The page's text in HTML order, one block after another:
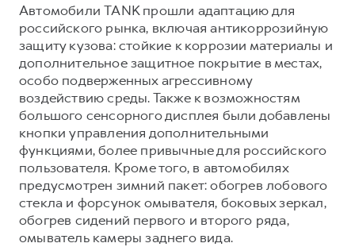
Автомобили TANK прошли адаптацию для
российского рынка, включая антикоррозийную
защиту кузова: стойкие к коррозии материалы и
дополнительное защитное покрытие в местах,
особо подверженных агрессивному
воздействию среды. Также к возможностям
большого сенсорного дисплея были добавлены
кнопки управления дополнительными
функциями, более привычные для российского
пользователя. Кроме того, в автомобилях
предусмотрен зимний пакет: обогрев лобового
стекла и форсунок омывателя, боковых зеркал,
обогрев сидений первого и второго ряда,
омыватель камеры заднего вида.